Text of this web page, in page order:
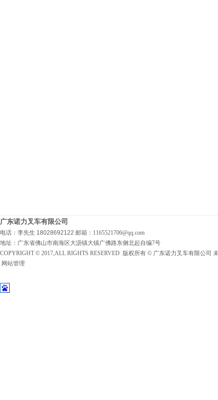
广东诺力叉车有限公司
电话：李先生 18028692122 邮箱：1165521706@qq.com
地址：广东省佛山市南海区大沥镇大镇广佛路东侧北起自编7号
COPYRIGHT © 2017,ALL RIGHTS RESERVED 版权所有 © 广东诺力叉车有限公司
网站管理